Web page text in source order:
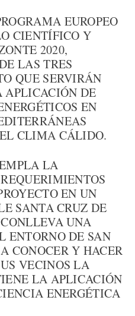
EUROPEO
CIENTÍFICO Y
2020,
LAS TRES
QUE SERVIRÁN
APLICACIÓN DE
EN
CLIMA CÁLIDO.
LA
EN UN
SANTA CRUZ DE
UNA
ENTORNO DE SAN
CONOCER Y HACER
VECINOS LA
LA APLICACIÓN
ENERGÉTICA